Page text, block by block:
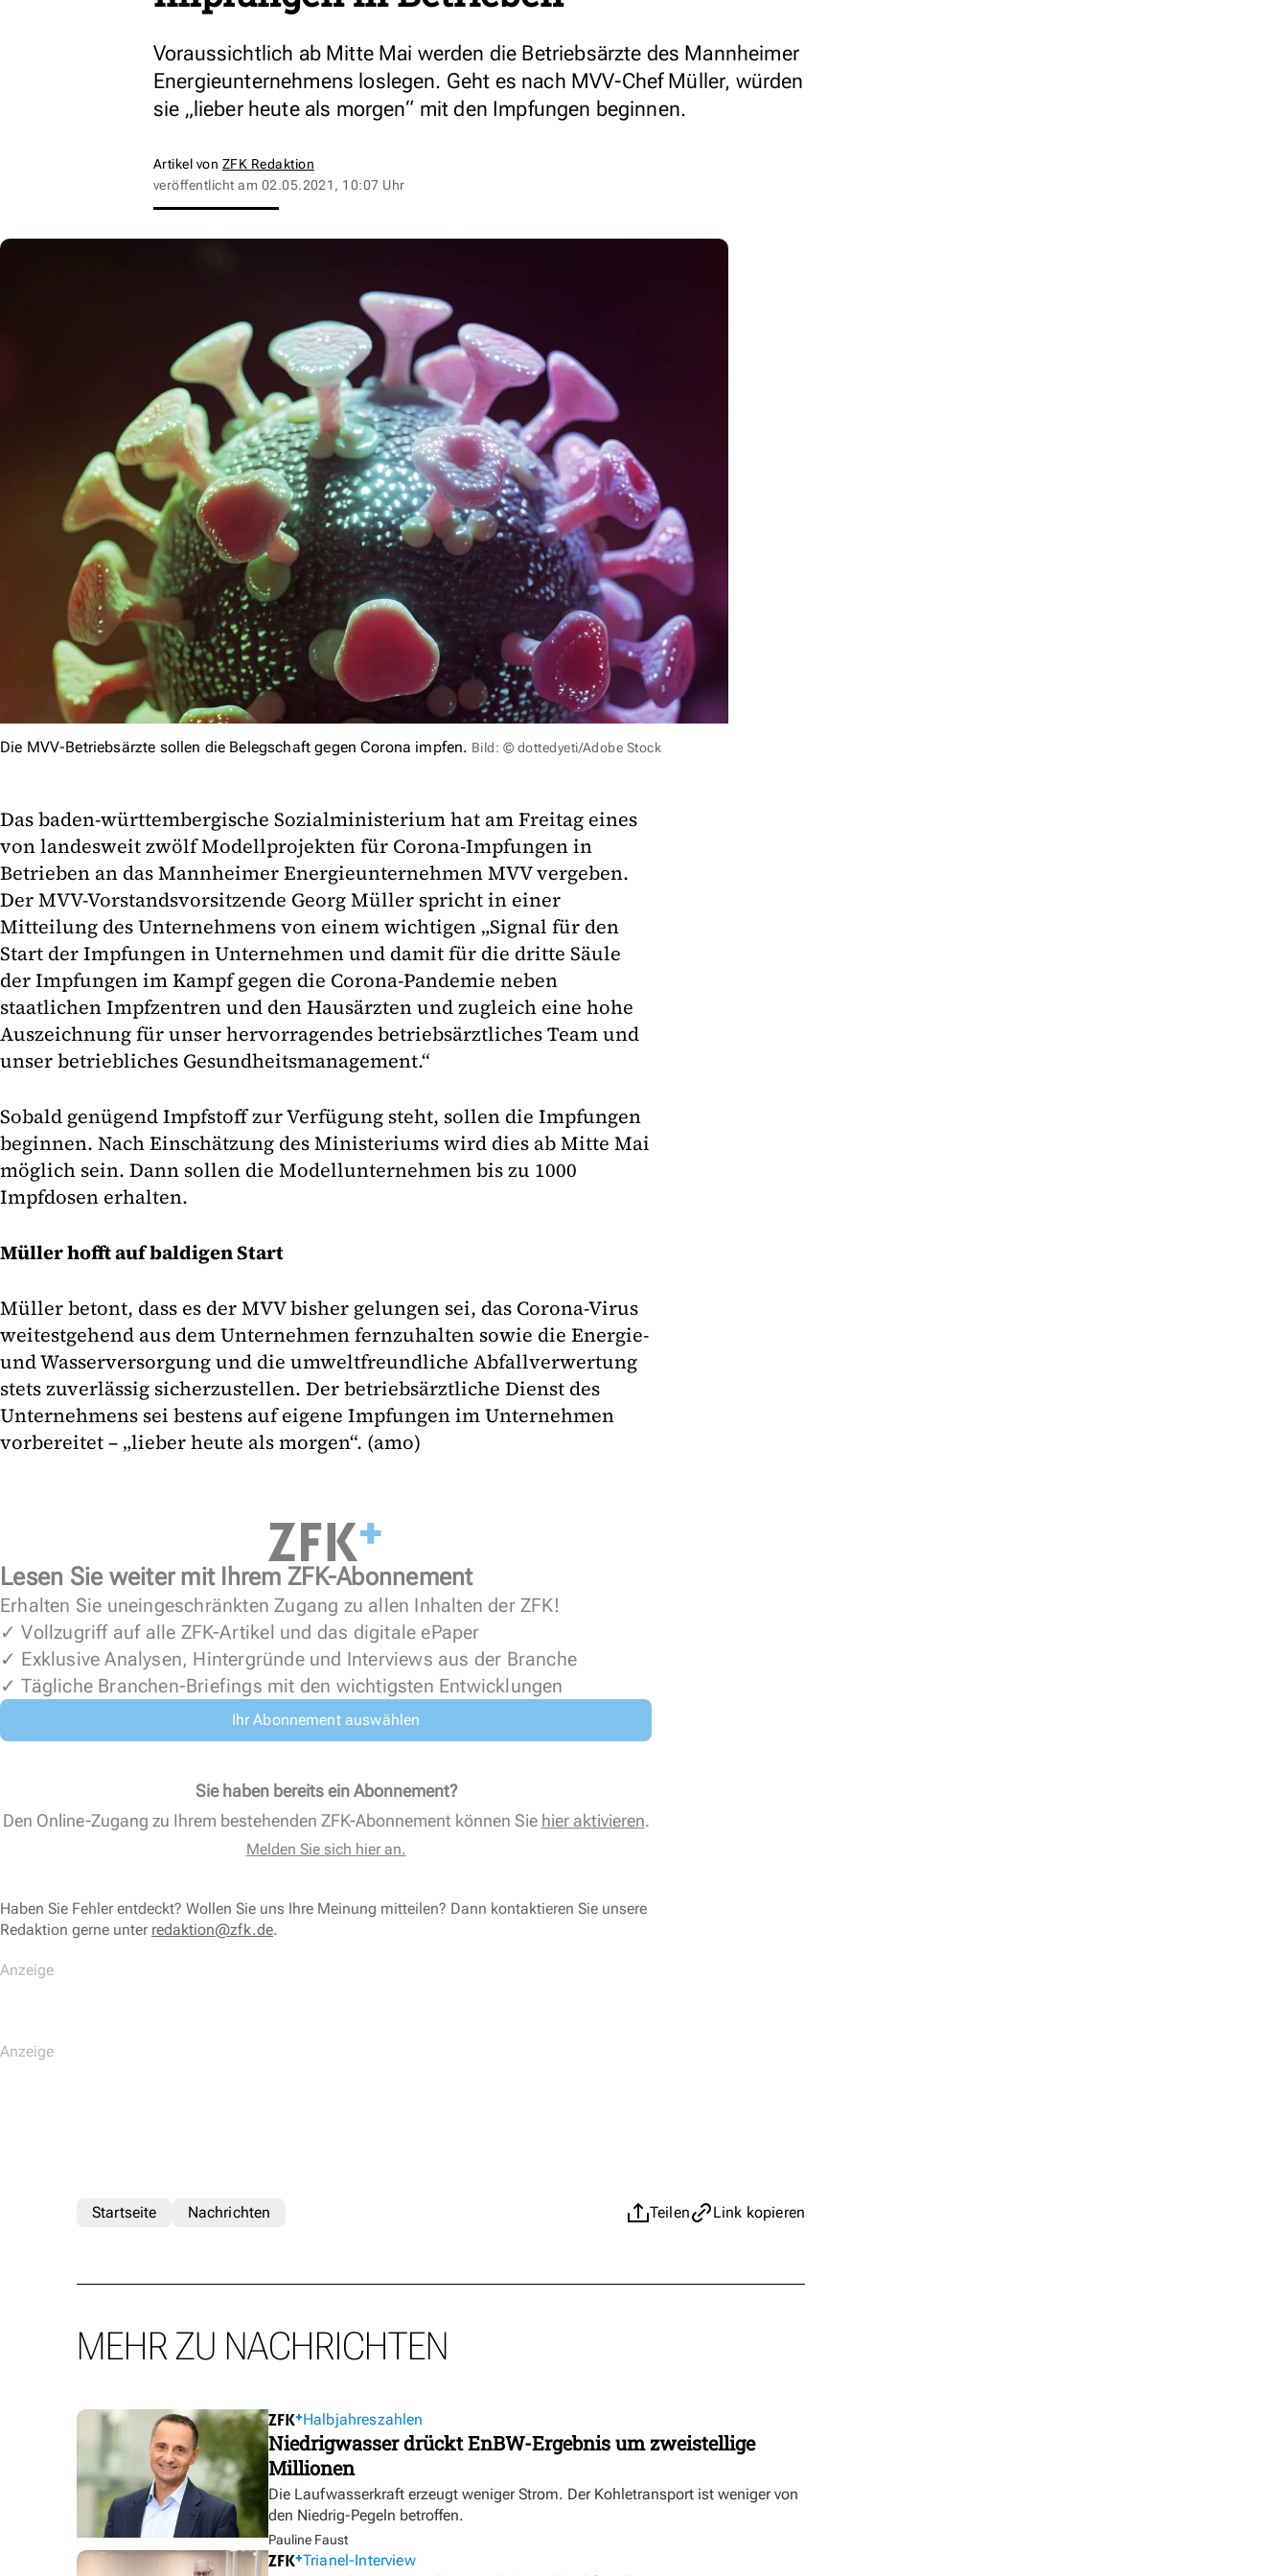
Voraussichtlich ab Mitte Mai werden die Betriebsärzte des Mannheimer
Energieunternehmens loslegen. Geht es nach MVV-Chef Müller, würden
sie „lieber heute als morgen“ mit den Impfungen beginnen.
Artikel von ZFK Redaktion
veröffentlicht am 02.05.2021, 10:07 Uhr
Die MVV-Betriebsärzte sollen die Belegschaft gegen Corona impfen. Bild: © dottedyeti/Adobe Stock
Das baden-württembergische Sozialministerium hat am Freitag eines
von landesweit zwölf Modellprojekten für Corona-Impfungen in
Betrieben an das Mannheimer Energieunternehmen MVV vergeben.
Der MVV-Vorstandsvorsitzende Georg Müller spricht in einer
Mitteilung des Unternehmens von einem wichtigen „Signal für den
Start der Impfungen in Unternehmen und damit für die dritte Säule
der Impfungen im Kampf gegen die Corona-Pandemie neben
staatlichen Impfzentren und den Hausärzten und zugleich eine hohe
Auszeichnung für unser hervorragendes betriebsärztliches Team und
unser betriebliches Gesundheitsmanagement.“
Sobald genügend Impfstoff zur Verfügung steht, sollen die Impfungen
beginnen. Nach Einschätzung des Ministeriums wird dies ab Mitte Mai
möglich sein. Dann sollen die Modellunternehmen bis zu 1000
Impfdosen erhalten.
Müller hofft auf baldigen Start
Müller betont, dass es der MVV bisher gelungen sei, das Corona-Virus
weitestgehend aus dem Unternehmen fernzuhalten sowie die Energie-
und Wasserversorgung und die umweltfreundliche Abfallverwertung
stets zuverlässig sicherzustellen. Der betriebsärztliche Dienst des
Unternehmens sei bestens auf eigene Impfungen im Unternehmen
vorbereitet – „lieber heute als morgen“. (amo)
Lesen Sie weiter mit Ihrem ZFK-Abonnement
Erhalten Sie uneingeschränkten Zugang zu allen Inhalten der ZFK!
✓ Vollzugriff auf alle ZFK-Artikel und das digitale ePaper
✓ Exklusive Analysen, Hintergründe und Interviews aus der Branche
✓ Tägliche Branchen-Briefings mit den wichtigsten Entwicklungen
Ihr Abonnement auswählen
Sie haben bereits ein Abonnement?
Den Online-Zugang zu Ihrem bestehenden ZFK-Abonnement können Sie hier aktivieren.
Melden Sie sich hier an.
Haben Sie Fehler entdeckt? Wollen Sie uns Ihre Meinung mitteilen? Dann kontaktieren Sie unsere
Redaktion gerne unter redaktion@zfk.de.
Teilen Link kopieren
Startseite Nachrichten
MEHR ZU NACHRICHTEN
Halbjahreszahlen
Niedrigwasser drückt EnBW-Ergebnis um zweistellige
Millionen
Die Laufwasserkraft erzeugt weniger Strom. Der Kohletransport ist weniger von
den Niedrig-Pegeln betroffen.
Pauline Faust
Trianel-Interview